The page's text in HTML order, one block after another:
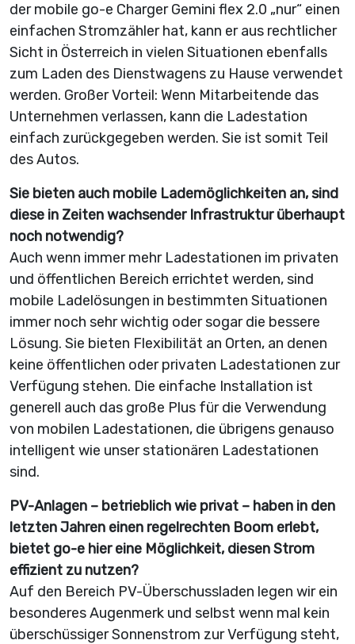
der mobile go-e Charger Gemini flex 2.0 „nur“ einen
einfachen Stromzähler hat, kann er aus rechtlicher
Sicht in Österreich in vielen Situationen ebenfalls
zum Laden des Dienstwagens zu Hause verwendet
werden. Großer Vorteil: Wenn Mitarbeitende das
Unternehmen verlassen, kann die Lade­station
einfach zurückgegeben werden. Sie ist somit Teil
des Autos.
Sie bieten auch mobile Lademöglichkeiten an, sind
diese in Zeiten wachsender Infrastruktur überhaupt
noch notwendig?
Auch wenn immer mehr Ladestationen im privaten
und öffentlichen Bereich errichtet werden, sind
mobile Ladelösungen in bestimmten Situationen
immer noch sehr wichtig oder sogar die bessere
Lösung. Sie bieten Flexibilität an Orten, an denen
keine öffentlichen oder privaten Lade­stationen zur
Verfügung stehen. Die einfache Installation ist
generell auch das große Plus für die Verwendung
von mobilen Ladestationen, die übrigens genauso
intelligent wie unser stationären Ladestationen
sind.
PV-Anlagen – betrieblich wie privat – haben in den
letzten Jahren einen regelrechten Boom erlebt,
bietet go-e hier eine Möglichkeit, diesen Strom
effizient zu nutzen?
Auf den Bereich PV-Überschussladen legen wir ein
besonderes Augenmerk und selbst wenn mal kein
überschüssiger Sonnenstrom zur Verfügung steht,